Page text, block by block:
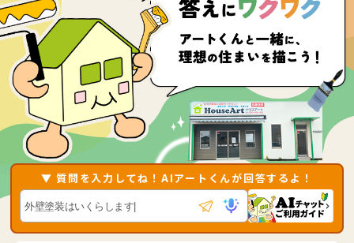
▼ 質問を入力してね！AIアートくんが回答するよ！